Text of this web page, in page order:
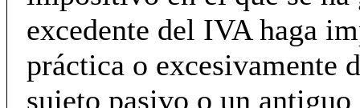
excedente del IVA haga
práctica o excesivamente
sujeto pasivo o un